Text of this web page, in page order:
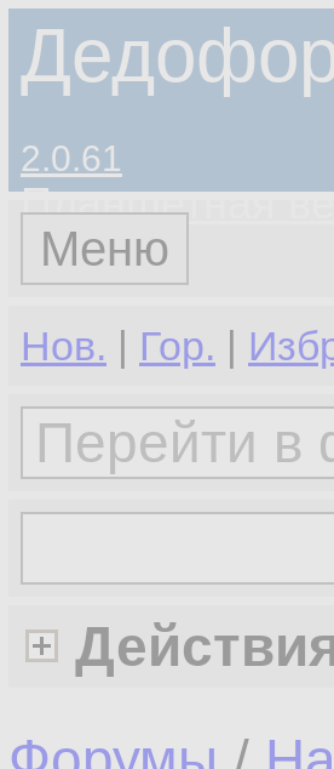
2.0.61
Планшетная
Меню
Нов. | Гор. |